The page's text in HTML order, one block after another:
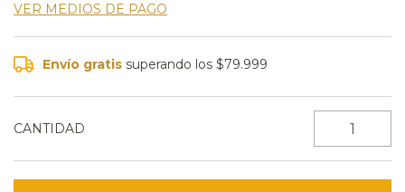
VER MEDIOS DE PAGO
Envío gratis superando los$79.999
CANTIDAD